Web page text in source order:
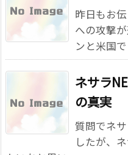
昨日もお
への攻撃
ンと米国で
ネサラ
の真実
質問でネ
したが、